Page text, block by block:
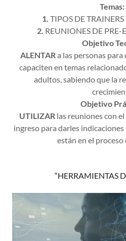
Temas:
1. TIPOS DE
2. REUNIONES DE
Objetivo
ALENTARa las personas para
capaciten en temas
adultos, sabiendo que la
Objetivo
UTILIZAR las reuniones con
ingreso para darles
están en el
“HERRAMIENTAS